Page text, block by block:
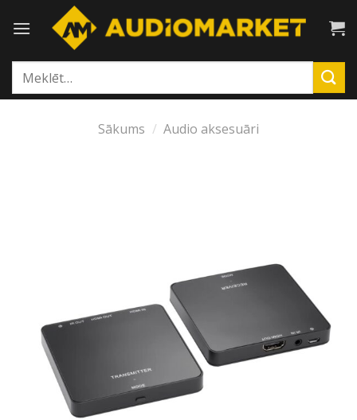
Meklēt:
Sākums / Audio aksesuāri